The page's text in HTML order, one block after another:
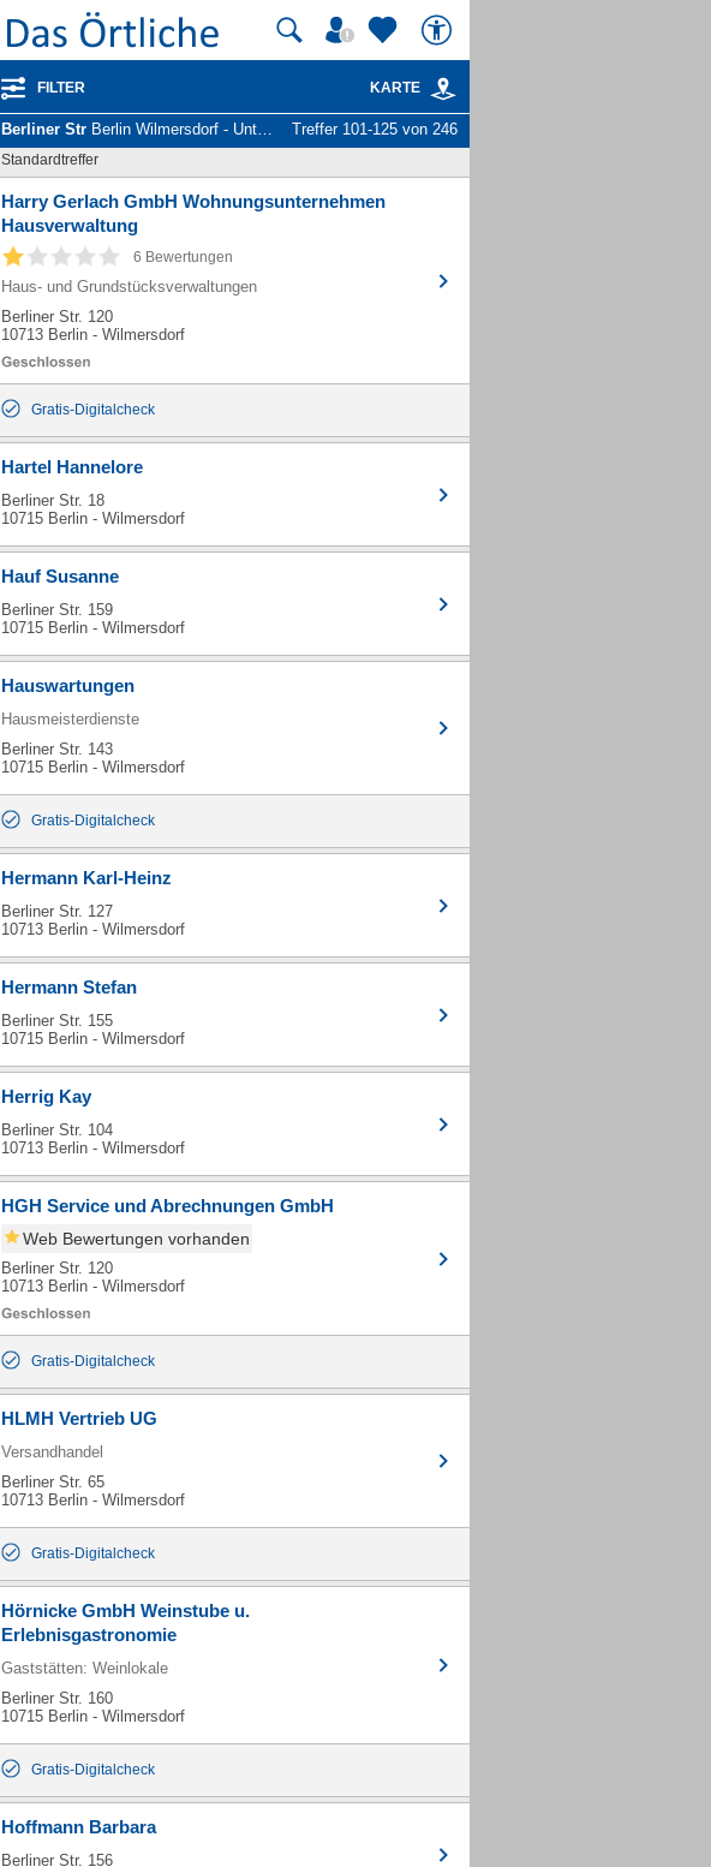
FILTER KARTE
Berliner Str Berlin Wilmersdorf - Unternehmen und Personen Treffer 101-125 von 246
Standardtreffer
Harry Gerlach GmbH Wohnungsunternehmen
Hausverwaltung
6 Bewertungen
Haus- und Grundstücksverwaltungen
Berliner Str. 120
10713 Berlin - Wilmersdorf
Gratis-Digitalcheck
Hartel Hannelore
Berliner Str. 18
10715 Berlin - Wilmersdorf
Hauf Susanne
Berliner Str. 159
10715 Berlin - Wilmersdorf
Hauswartungen
Hausmeisterdienste
Berliner Str. 143
10715 Berlin - Wilmersdorf
Gratis-Digitalcheck
Hermann Karl-Heinz
Berliner Str. 127
10713 Berlin - Wilmersdorf
Hermann Stefan
Berliner Str. 155
10715 Berlin - Wilmersdorf
Herrig Kay
Berliner Str. 104
10713 Berlin - Wilmersdorf
HGH Service und Abrechnungen GmbH
Web Bewertungen vorhanden
Berliner Str. 120
10713 Berlin - Wilmersdorf
Gratis-Digitalcheck
HLMH Vertrieb UG
Versandhandel
Berliner Str. 65
10713 Berlin - Wilmersdorf
Gratis-Digitalcheck
Hörnicke GmbH Weinstube u.
Erlebnisgastronomie
Gaststätten: Weinlokale
Berliner Str. 160
10715 Berlin - Wilmersdorf
Gratis-Digitalcheck
Hoffmann Barbara
Berliner Str. 156